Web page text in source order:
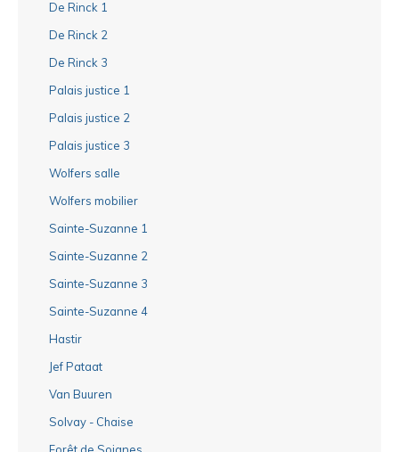
De Rinck 1
De Rinck 2
De Rinck 3
Palais justice 1
Palais justice 2
Palais justice 3
Wolfers salle
Wolfers mobilier
Sainte-Suzanne 1
Sainte-Suzanne 2
Sainte-Suzanne 3
Sainte-Suzanne 4
Hastir
Jef Pataat
Van Buuren
Solvay - Chaise
Forêt de Soignes